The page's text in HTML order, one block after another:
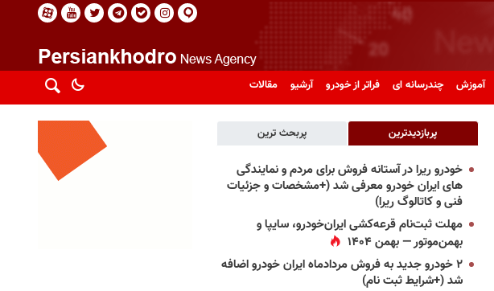
آموزش چندرسانه ای فراتر از خودرو آرشیو مقالات
پربازدیدترین پربحث ترین
خودرو ریرا در آستانه فروش برای مردم و نمایندگی
های ایران خودرو معرفی شد (+مشخصات و جزئیات
فنی و کاتالوگ ریرا)
مهلت ثبت‌نام قرعه‌کشی ایران‌خودرو، سایپا و
بهمن‌موتور — بهمن ۱۴۰۴
۲ خودرو جدید به فروش مردادماه ایران خودرو اضافه
شد (+شرایط ثبت نام)